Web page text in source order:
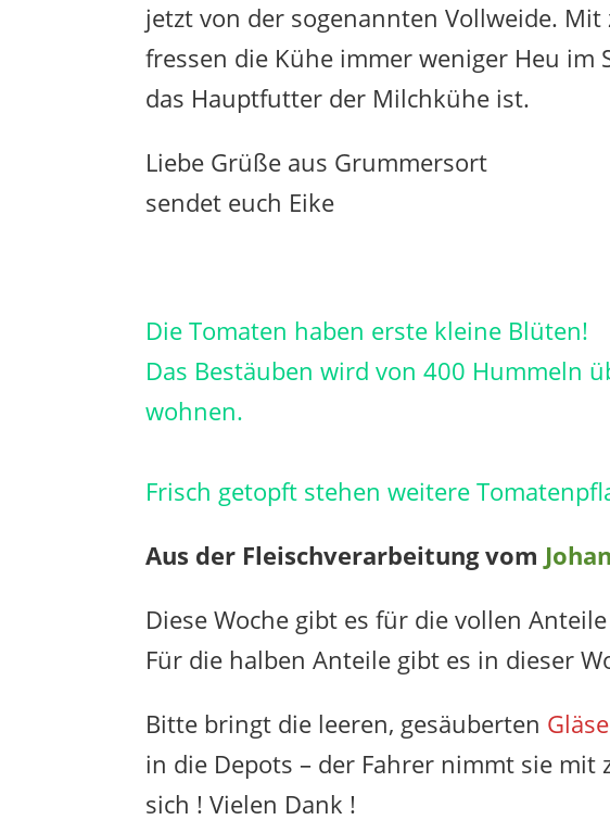
jetzt von der sogenannten Vollweide.
fressen die Kühe immer weniger Heu im
das Hauptfutter der Milchkühe ist.
Liebe Grüße aus Grummersort
sendet euch Eike
Die Tomaten haben erste kleine Blüten!
Das Bestäuben wird von 400 Hummeln
wohnen.
Frisch getopft stehen weitere
Aus der Fleischverarbeitung vom
Diese Woche gibt es für die vollen Anteile
Für die halben Anteile gibt es in dieser
Bitte bringt die leeren, gesäuberten
in die Depots – der Fahrer nimmt sie
sich ! Vielen Dank !